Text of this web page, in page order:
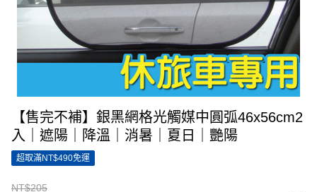
【售完不補】銀黑網格光觸媒中圓弧46x56cm2
入｜遮陽｜降溫｜消暑｜夏日｜艷陽
超取滿NT$490免運
NT$205